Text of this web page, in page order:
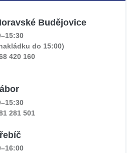
Budějovice
do 15:00)
420 160
281 501